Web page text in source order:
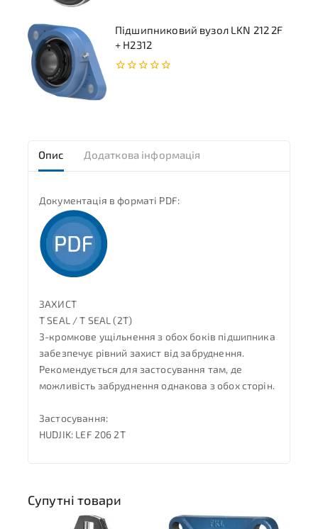
Підшипниковий вузол LKN 212 2F
+ H2312
Опис Додаткова інформація
Документація в форматі PDF:
ЗАХИСТ
T SEAL / T SEAL (2T)
3-кромкове ущільнення з обох боків підшипника
забезпечує рівний захист від забруднення.
Рекомендується для застосування там, де
можливість забруднення однакова з обох сторін.
Застосування:
HUDJIK: LEF 206 2T
Супутні товари